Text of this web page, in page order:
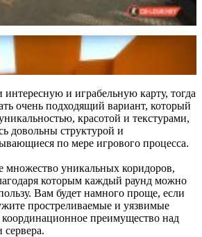
и играбельную карту, тогда
очень подходящий вариант, который
красотой и текстурами,
довольны структурой и
по мере игрового процесса.
множество уникальных коридоров,
которым каждый раунд можно
Вам будет намного проще, если
простреливаемые и уязвимые
преимущество над